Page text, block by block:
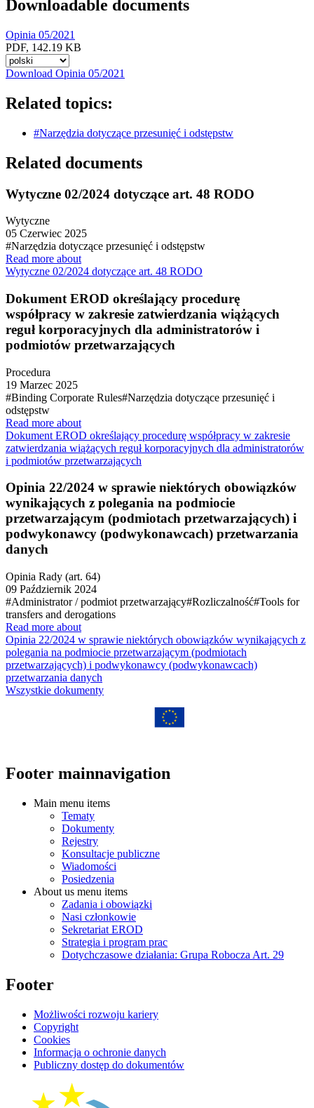
Downloadable documents
Opinia 05/2021
PDF, 142.19 KB
Select
other
to
download
Download Opinia 05/2021
Related topics:
#Narzędzia dotyczące przesunięć i odstępstw
Related documents
Wytyczne 02/2024 dotyczące art. 48 RODO
Wytyczne
05 Czerwiec 2025
#Narzędzia dotyczące przesunięć i odstępstw
Read more about
Wytyczne 02/2024 dotyczące art. 48 RODO
Dokument EROD określający procedurę
współpracy w zakresie zatwierdzania wiążących
reguł korporacyjnych dla administratorów i
podmiotów przetwarzających
Procedura
19 Marzec 2025
#Binding Corporate Rules#Narzędzia dotyczące przesunięć i
odstępstw
Read more about
Dokument EROD określający procedurę współpracy w zakresie
zatwierdzania wiążących reguł korporacyjnych dla administratorów
i podmiotów przetwarzających
Opinia 22/2024 w sprawie niektórych obowiązków
wynikających z polegania na podmiocie
przetwarzającym (podmiotach przetwarzających) i
podwykonawcy (podwykonawcach) przetwarzania
danych
Opinia Rady (art. 64)
09 Październik 2024
#Administrator / podmiot przetwarzający#Rozliczalność#Tools for
transfers and derogations
Read more about
Opinia 22/2024 w sprawie niektórych obowiązków wynikających z
polegania na podmiocie przetwarzającym (podmiotach
przetwarzających) i podwykonawcy (podwykonawcach)
przetwarzania danych
Wszystkie dokumenty
Footer mainnavigation
Main menu items
Tematy
Dokumenty
Rejestry
Konsultacje publiczne
Wiadomości
Posiedzenia
About us menu items
Zadania i obowiązki
Nasi członkowie
Sekretariat EROD
Strategia i program prac
Dotychczasowe działania: Grupa Robocza Art. 29
Footer
Możliwości rozwoju kariery
Copyright
Cookies
Informacja o ochronie danych
Publiczny dostęp do dokumentów